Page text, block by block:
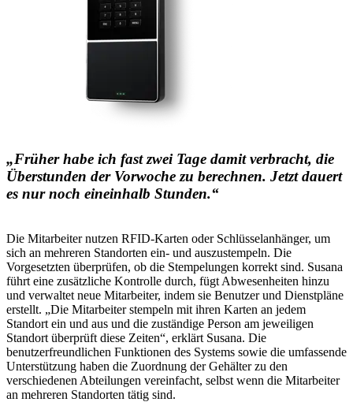
„Früher habe ich fast zwei Tage damit verbracht, die
Überstunden der Vorwoche zu berechnen. Jetzt dauert
es nur noch eineinhalb Stunden.“
Die Mitarbeiter nutzen RFID-Karten oder Schlüsselanhänger, um
sich an mehreren Standorten ein- und auszustempeln. Die
Vorgesetzten überprüfen, ob die Stempelungen korrekt sind. Susana
führt eine zusätzliche Kontrolle durch, fügt Abwesenheiten hinzu
und verwaltet neue Mitarbeiter, indem sie Benutzer und Dienstpläne
erstellt. „Die Mitarbeiter stempeln mit ihren Karten an jedem
Standort ein und aus und die zuständige Person am jeweiligen
Standort überprüft diese Zeiten“, erklärt Susana. Die
benutzerfreundlichen Funktionen des Systems sowie die umfassende
Unterstützung haben die Zuordnung der Gehälter zu den
verschiedenen Abteilungen vereinfacht, selbst wenn die Mitarbeiter
an mehreren Standorten tätig sind.